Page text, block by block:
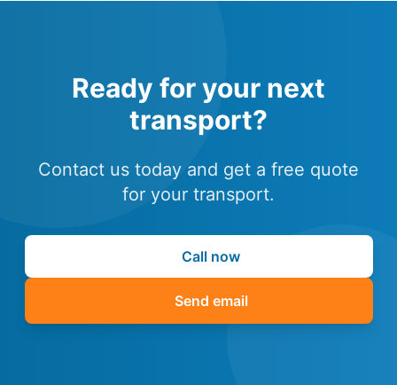
Ready for your next
transport?
Contact us today and get a free quote
for your transport.
Call now
Send email